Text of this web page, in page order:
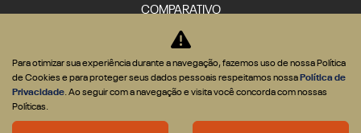
COMPARATIVO
Desenvolvido pela DEALERSPACE ® Direitos Reservados.
Para otimizar sua experiência durante a navegação, fazemos uso de nossa Política
de Cookies e para proteger seus dados pessoais respeitamos nossa Política de
Privacidade. Ao seguir com a navegação e visita você concorda com nossas
Políticas.